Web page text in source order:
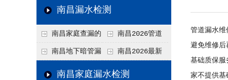
南昌漏水检测
南昌家庭查漏的
实用小技巧
南昌2026管道
漏水维修价格表，按
材质、漏点类型精准
南昌地下暗管漏
水检测价格高？2026
南昌2026最新
上门漏水检测价格
南昌家庭漏水检测
管道漏水维
避免维修后
基础质保服
家不提供基